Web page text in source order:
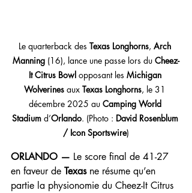
Le quarterback des Texas Longhorns, Arch
Manning (16), lance une passe lors du Cheez-
It Citrus Bowl opposant les Michigan
Wolverines aux Texas Longhorns, le 31
décembre 2025 au Camping World
Stadium d’Orlando. (Photo : David Rosenblum
/ Icon Sportswire)
ORLANDO — Le score final de 41-27
en faveur de Texas ne résume qu’en
partie la physionomie du Cheez-It Citrus